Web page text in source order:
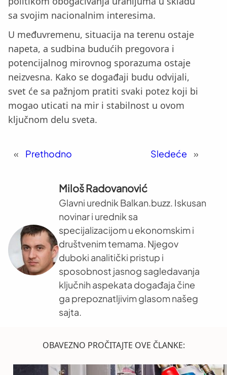
sa svojim nacionalnim interesima.
U međuvremenu, situacija na terenu ostaje
napeta, a sudbina budućih pregovora i
potencijalnog mirovnog sporazuma ostaje
neizvesna. Kako se događaji budu odvijali,
svet će sa pažnjom pratiti svaki potez koji bi
mogao uticati na mir i stabilnost u ovom
ključnom delu sveta.
« Prethodno Sledeće »
Miloš Radovanović
Glavni urednik Balkan.buzz. Iskusan
novinar i urednik sa
specijalizacijom u ekonomskim i
društvenim temama. Njegov
duboki analitički pristup i
sposobnost jasnog sagledavanja
ključnih aspekata događaja čine
ga prepoznatljivim glasom našeg
sajta.
OBAVEZNO PROČITAJTE OVE ČLANKE: